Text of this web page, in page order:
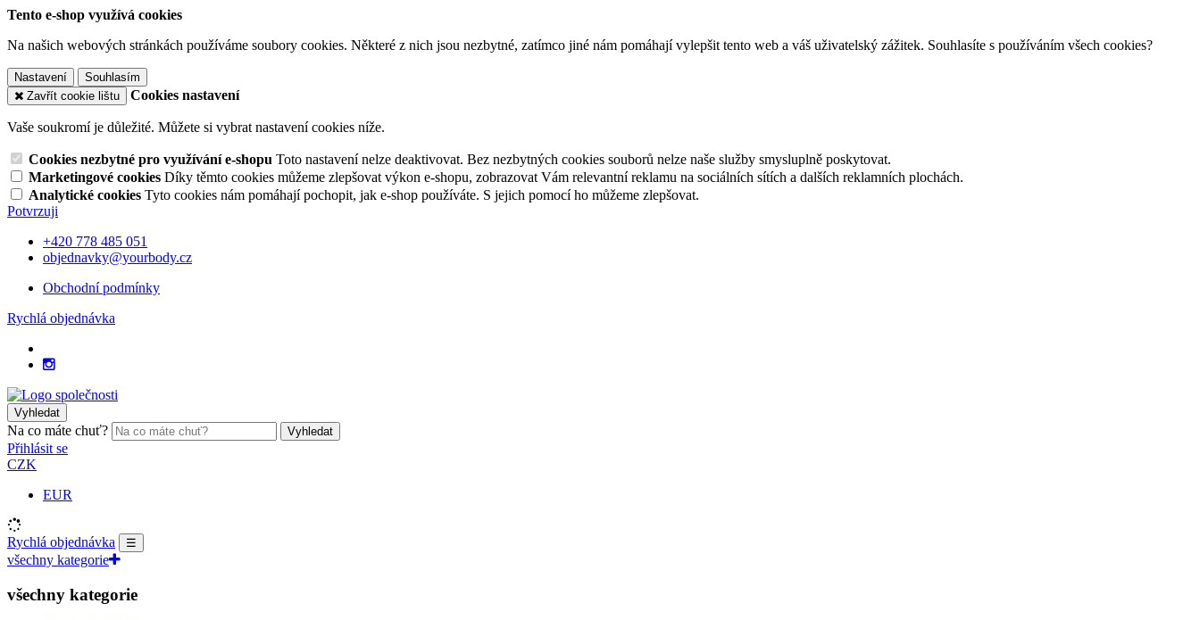
Tento e-shop využívá cookies
Na našich webových stránkách používáme soubory cookies. Některé z nich jsou nezbytné, zatímco jiné nám pomáhají vylepšit tento web a váš uživatelský zážitek. Souhlasíte s používáním všech cookies?
Nastavení
Souhlasím
Zavřít cookie lištu
Cookies nastavení
Vaše soukromí je důležité. Můžete si vybrat nastavení cookies níže.
Cookies nezbytné pro využívání e-shopu Toto nastavení nelze deaktivovat. Bez nezbytných cookies souborů nelze naše služby smysluplně poskytovat.
Marketingové cookies Díky těmto cookies můžeme zlepšovat výkon e-shopu, zobrazovat Vám relevantní reklamu na sociálních sítích a dalších reklamních plochách.
Analytické cookies Tyto cookies nám pomáhají pochopit, jak e-shop používáte. S jejich pomocí ho můžeme zlepšovat.
Potvrzuji
+420 778 485 051
objednavky@yourbody.cz
Obchodní podmínky
Rychlá objednávka
Vyhledat
Na co máte chuť? Vyhledat
Přihlásit se
CZK
EUR
Rychlá objednávka ☰
všechny kategorie
všechny kategorie